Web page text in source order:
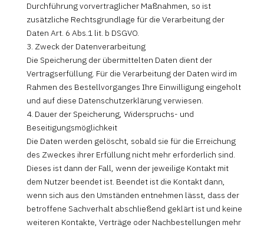
Durchführung vorvertraglicher Maßnahmen, so ist
zusätzliche Rechtsgrundlage für die Verarbeitung der
Daten Art. 6 Abs.1 lit. b DSGVO.
3. Zweck der Datenverarbeitung
Die Speicherung der übermittelten Daten dient der
Vertragserfüllung. Für die Verarbeitung der Daten wird im
Rahmen des Bestellvorganges Ihre Einwilligung eingeholt
und auf diese Datenschutzerklärung verwiesen.
4. Dauer der Speicherung, Widerspruchs- und
Beseitigungsmöglichkeit
Die Daten werden gelöscht, sobald sie für die Erreichung
des Zweckes ihrer Erfüllung nicht mehr erforderlich sind.
Dieses ist dann der Fall, wenn der jeweilige Kontakt mit
dem Nutzer beendet ist. Beendet ist die Kontakt dann,
wenn sich aus den Umständen entnehmen lässt, dass der
betroffene Sachverhalt abschließend geklärt ist und keine
weiteren Kontakte, Verträge oder Nachbestellungen mehr